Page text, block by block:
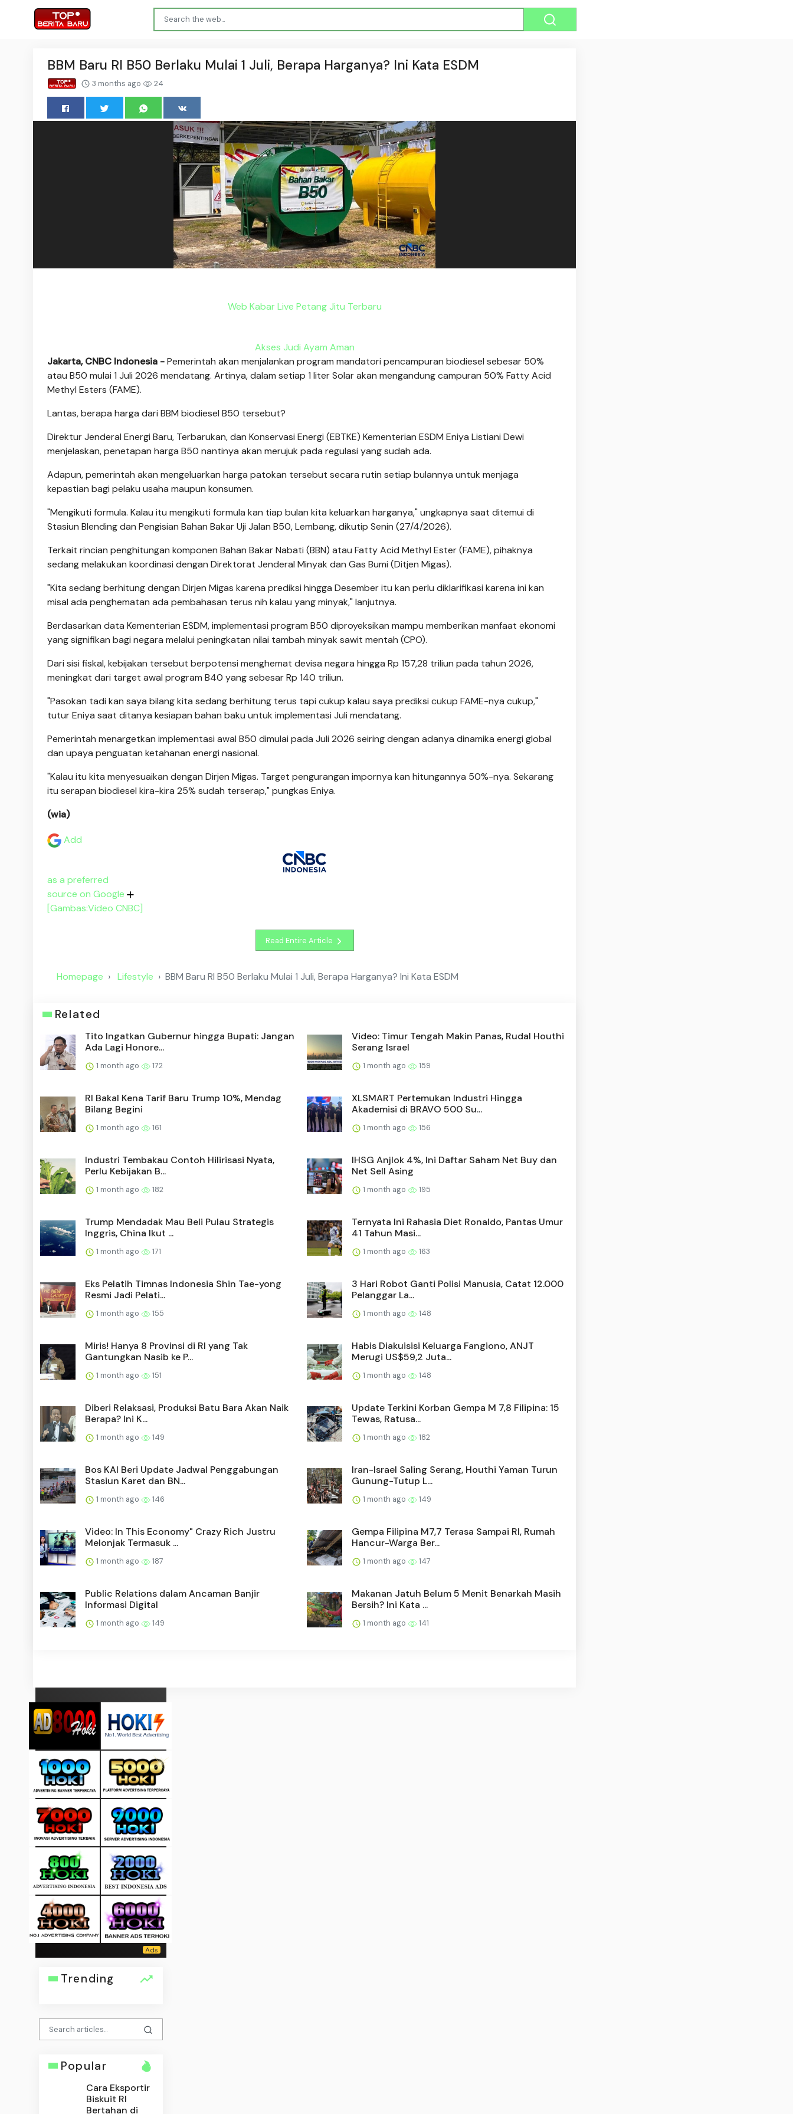
BBM Baru RI B50 Berlaku Mulai 1 Juli, Berapa Harganya? Ini Kata ESDM
3 months ago 24
Web Kabar Live Petang Jitu Terbaru
Akses Judi Ayam Aman
Jakarta, CNBC Indonesia -Pemerintah akan menjalankan program mandatori pencampuran biodiesel sebesar 50%
atau B50 mulai 1 Juli 2026 mendatang. Artinya, dalam setiap 1 liter Solar akan mengandung campuran 50% Fatty Acid
Methyl Esters (FAME).
Lantas, berapa harga dari BBM biodiesel B50 tersebut?
Direktur Jenderal Energi Baru, Terbarukan, dan Konservasi Energi (EBTKE) Kementerian ESDM Eniya Listiani Dewi
menjelaskan, penetapan harga B50 nantinya akan merujuk pada regulasi yang sudah ada.
Adapun, pemerintah akan mengeluarkan harga patokan tersebut secara rutin setiap bulannya untuk menjaga
kepastian bagi pelaku usaha maupun konsumen.
"Mengikuti formula. Kalau itu mengikuti formula kan tiap bulan kita keluarkan harganya," ungkapnya saat ditemui di
Stasiun Blending dan Pengisian Bahan Bakar Uji Jalan B50, Lembang, dikutip Senin (27/4/2026).
Terkait rincian penghitungan komponen Bahan Bakar Nabati (BBN) atau Fatty Acid Methyl Ester (FAME), pihaknya
sedang melakukan koordinasi dengan Direktorat Jenderal Minyak dan Gas Bumi (Ditjen Migas).
"Kita sedang berhitung dengan Dirjen Migas karena prediksi hingga Desember itu kan perlu diklarifikasi karena ini kan
misal ada penghematan ada pembahasan terus nih kalau yang minyak," lanjutnya.
Berdasarkan data Kementerian ESDM, implementasi program B50 diproyeksikan mampu memberikan manfaat ekonomi
yang signifikan bagi negara melalui peningkatan nilai tambah minyak sawit mentah (CPO).
Dari sisi fiskal, kebijakan tersebut berpotensi menghemat devisa negara hingga Rp 157,28 triliun pada tahun 2026,
meningkat dari target awal program B40 yang sebesar Rp 140 triliun.
"Pasokan tadi kan saya bilang kita sedang berhitung terus tapi cukup kalau saya prediksi cukup FAME-nya cukup,"
tutur Eniya saat ditanya kesiapan bahan baku untuk implementasi Juli mendatang.
Pemerintah menargetkan implementasi awal B50 dimulai pada Juli 2026 seiring dengan adanya dinamika energi global
dan upaya penguatan ketahanan energi nasional.
"Kalau itu kita menyesuaikan dengan Dirjen Migas. Target pengurangan impornya kan hitungannya 50%-nya. Sekarang
itu serapan biodiesel kira-kira 25% sudah terserap," pungkas Eniya.
(wia)
Add
as a preferred
source on Google
[Gambas:Video CNBC]
Read Entire Article
Homepage Lifestyle BBM Baru RI B50 Berlaku Mulai 1 Juli, Berapa Harganya? Ini Kata ESDM
Related
Tito Ingatkan Gubernur hingga Bupati: Jangan
Ada Lagi Honore...
1 month ago 172
Video: Timur Tengah Makin Panas, Rudal Houthi
Serang Israel
1 month ago 159
RI Bakal Kena Tarif Baru Trump 10%, Mendag
Bilang Begini
1 month ago 161
XLSMART Pertemukan Industri Hingga
Akademisi di BRAVO 500 Su...
1 month ago 156
Industri Tembakau Contoh Hilirisasi Nyata,
Perlu Kebijakan B...
1 month ago 182
IHSG Anjlok 4%, Ini Daftar Saham Net Buy dan
Net Sell Asing
1 month ago 195
Trump Mendadak Mau Beli Pulau Strategis
Inggris, China Ikut ...
1 month ago 171
Ternyata Ini Rahasia Diet Ronaldo, Pantas Umur
41 Tahun Masi...
1 month ago 163
Eks Pelatih Timnas Indonesia Shin Tae-yong
Resmi Jadi Pelati...
1 month ago 155
3 Hari Robot Ganti Polisi Manusia, Catat 12.000
Pelanggar La...
1 month ago 148
Miris! Hanya 8 Provinsi di RI yang Tak
Gantungkan Nasib ke P...
1 month ago 151
Habis Diakuisisi Keluarga Fangiono, ANJT
Merugi US$59,2 Juta...
1 month ago 148
Diberi Relaksasi, Produksi Batu Bara Akan Naik
Berapa? Ini K...
1 month ago 149
Update Terkini Korban Gempa M 7,8 Filipina: 15
Tewas, Ratusa...
1 month ago 182
Bos KAI Beri Update Jadwal Penggabungan
Stasiun Karet dan BN...
1 month ago 146
Iran-Israel Saling Serang, Houthi Yaman Turun
Gunung-Tutup L...
1 month ago 149
Video: In This Economy" Crazy Rich Justru
Melonjak Termasuk ...
1 month ago 187
Gempa Filipina M7,7 Terasa Sampai RI, Rumah
Hancur-Warga Ber...
1 month ago 147
Public Relations dalam Ancaman Banjir
Informasi Digital
1 month ago 149
Makanan Jatuh Belum 5 Menit Benarkah Masih
Bersih? Ini Kata ...
1 month ago 141
Trending
Popular
Cara Eksportir
Biskuit RI
Bertahan di